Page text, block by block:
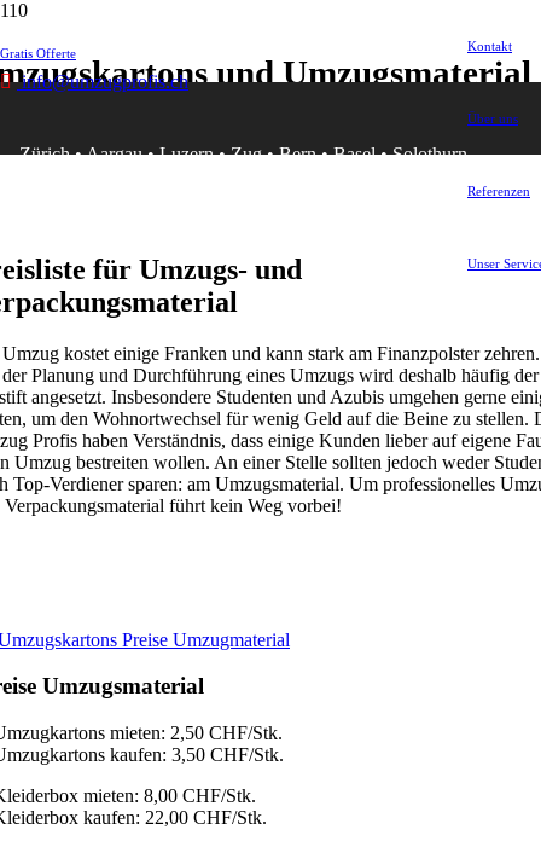
Gratis Offerte
info@umzugprofis.ch
Zürich•Aargau•Luzern•Zug•Bern•Basel•Solothurn
Kontakt
Über uns
Referenzen
Unser
und Umzugsmaterial
und Umzugsmaterial
für Umzugs- und
kostet einige Franken und kann stark am Finanzpolster zehren.
Planung und Durchführung eines Umzugs wird deshalb häufig der
angesetzt. Insbesondere Studenten und Azubis umgehen gerne
um den Wohnortwechsel für wenig Geld auf die Beine zu stellen.
Profis haben Verständnis, dass einige Kunden lieber auf eigene
Umzug bestreiten wollen. An einer Stelle sollten jedoch weder
Top-Verdiener sparen: am Umzugsmaterial. Um professionelles
Verpackungsmaterial führt kein Weg vorbei!
Umzugsmaterial
mieten: 2,50 CHF/Stk.
kaufen: 3,50 CHF/Stk.
mieten: 8,00 CHF/Stk.
kaufen: 22,00 CHF/Stk.